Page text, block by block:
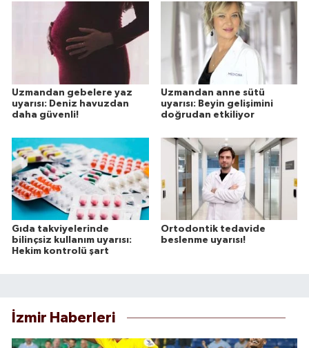
Uzmandan gebelere yaz
uyarısı: Deniz havuzdan
daha güvenli!
Uzmandan anne sütü
uyarısı: Beyin gelişimini
doğrudan etkiliyor
Gıda takviyelerinde
bilinçsiz kullanım uyarısı:
Hekim kontrolü şart
Ortodontik tedavide
beslenme uyarısı!
İzmir Haberleri